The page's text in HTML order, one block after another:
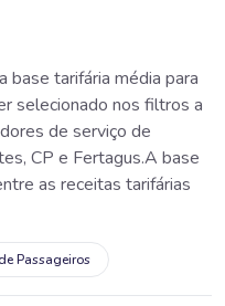
base tarifária média para
selecionado nos filtros a
de serviço de
CP e Fertagus.A base
as receitas tarifárias
Passageiros